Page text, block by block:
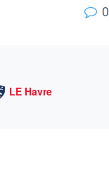
0
LE Havre